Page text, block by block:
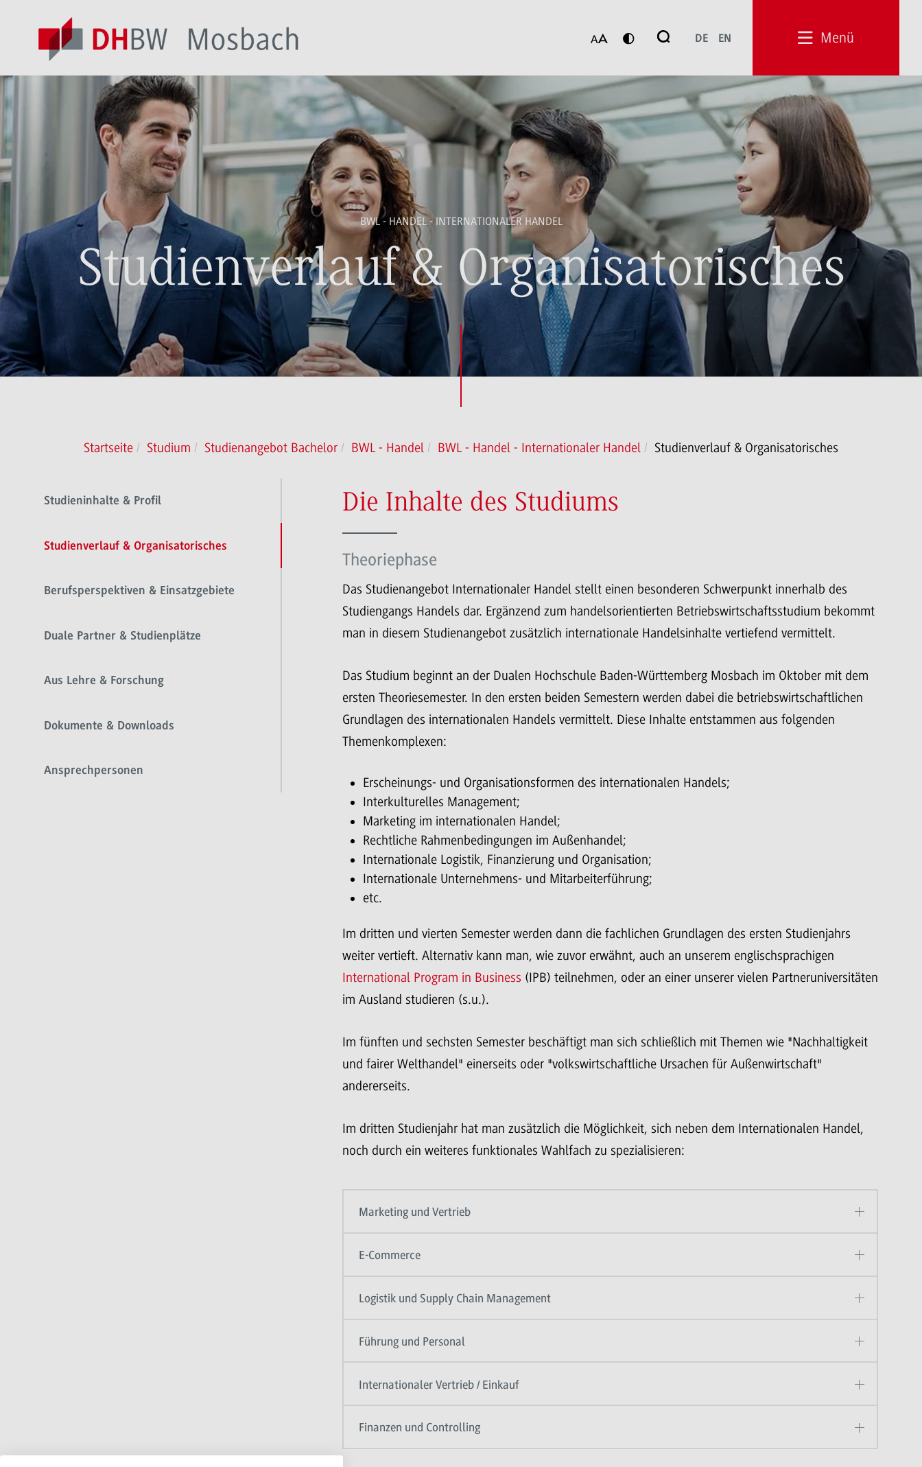
Suche
DE EN Menü
BWL - HANDEL - INTERNATIONALER HANDEL
Studienverlauf & Organisatorisches
Startseite Studium Studienangebot Bachelor BWL - Handel BWL - Handel - Internationaler Handel Studienverlauf & Organisatorisches
Studieninhalte & Profil
Studienverlauf & Organisatorisches
Berufsperspektiven & Einsatzgebiete
Duale Partner & Studienplätze
Aus Lehre & Forschung
Dokumente & Downloads
Ansprechpersonen
Die Inhalte des Studiums
Theoriephase
Das Studienangebot Internationaler Handel stellt einen besonderen Schwerpunkt innerhalb des
Studiengangs Handels dar. Ergänzend zum handelsorientierten Betriebswirtschaftsstudium bekommt
man in diesem Studienangebot zusätzlich internationale Handelsinhalte vertiefend vermittelt.
Das Studium beginnt an der Dualen Hochschule Baden-Württemberg Mosbach im Oktober mit dem
ersten Theoriesemester. In den ersten beiden Semestern werden dabei die betriebswirtschaftlichen
Grundlagen des internationalen Handels vermittelt. Diese Inhalte entstammen aus folgenden
Themenkomplexen:
Erscheinungs- und Organisationsformen des internationalen Handels;
Interkulturelles Management;
Marketing im internationalen Handel;
Rechtliche Rahmenbedingungen im Außenhandel;
Internationale Logistik, Finanzierung und Organisation;
Internationale Unternehmens- und Mitarbeiterführung;
etc.
Im dritten und vierten Semester werden dann die fachlichen Grundlagen des ersten Studienjahrs
weiter vertieft. Alternativ kann man, wie zuvor erwähnt, auch an unserem englischsprachigen
International Program in Business (IPB) teilnehmen, oder an einer unserer vielen Partneruniversitäten
im Ausland studieren (s.u.).
Im fünften und sechsten Semester beschäftigt man sich schließlich mit Themen wie "Nachhaltigkeit
und fairer Welthandel" einerseits oder "volkswirtschaftliche Ursachen für Außenwirtschaft"
andererseits.
Im dritten Studienjahr hat man zusätzlich die Möglichkeit, sich neben dem Internationalen Handel,
noch durch ein weiteres funktionales Wahlfach zu spezialisieren:
Marketing und Vertrieb
E-Commerce
Logistik und Supply Chain Management
Führung und Personal
Internationaler Vertrieb / Einkauf
Finanzen und Controlling